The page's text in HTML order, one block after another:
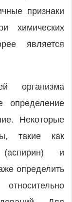
признаки
химических
является
организма
определение
Некоторые
такие как
(аспирин) и
определить